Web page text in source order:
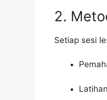
2.
Setiap sesi